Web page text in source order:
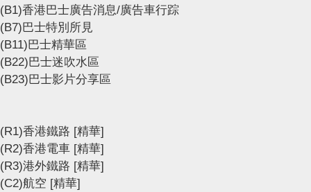
(B1)香港巴士廣告消息/廣告車行踪
(B7)巴士特別所見
(B11)巴士精華區
(B22)巴士迷吹水區
(B23)巴士影片分享區
(R1)香港鐵路 [精華]
(R2)香港電車 [精華]
(R3)港外鐵路 [精華]
(C2)航空 [精華]